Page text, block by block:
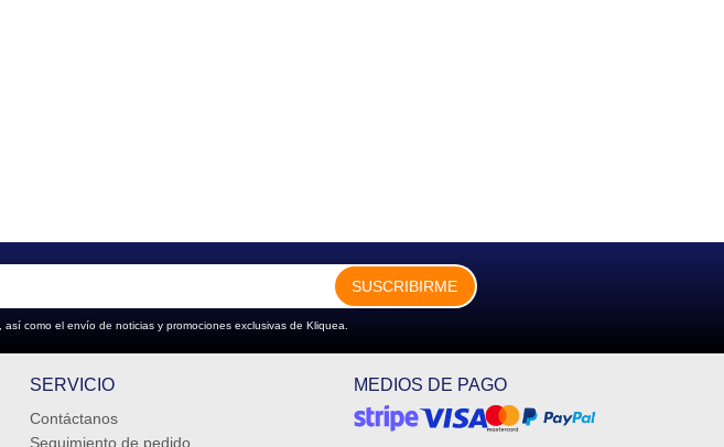
SUSCRIBIRME
, así como el envío de noticias y promociones exclusivas de Kliquea.
SERVICIO
Contáctanos
Seguimiento de pedido
MEDIOS DE PAGO